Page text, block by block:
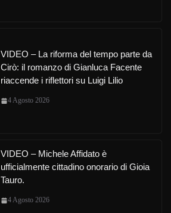
VIDEO – La riforma del tempo parte da
Cirò: il romanzo di Gianluca Facente
riaccende i riflettori su Luigi Lilio
4 Agosto 2026
VIDEO – Michele Affidato è
ufficialmente cittadino onorario di Gioia
Tauro.
4 Agosto 2026